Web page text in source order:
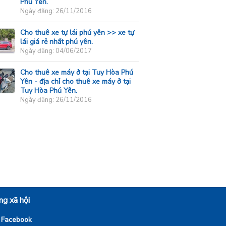
Ngày đăng: 26/11/2016
Cho thuê xe tự lái phú yên >> xe tự
lái giá rẻ nhất phú yên.
Ngày đăng: 04/06/2017
Cho thuê xe máy ở tại Tuy Hòa Phú
Yên - địa chỉ cho thuê xe máy ở tại
Tuy Hòa Phú Yên.
Ngày đăng: 26/11/2016
xã hội
Facebook